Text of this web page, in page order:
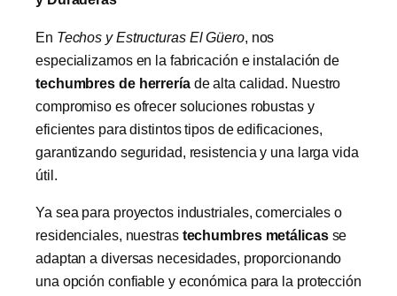
En Techos y Estructuras El Güero, nos
especializamos en la fabricación e instalación de
techumbres de herreríade alta calidad. Nuestro
compromiso es ofrecer soluciones robustas y
eficientes para distintos tipos de edificaciones,
garantizando seguridad, resistencia y una larga vida
útil.
Ya sea para proyectos industriales, comerciales o
residenciales, nuestras techumbres metálicasse
adaptan a diversas necesidades, proporcionando
una opción confiable y económica para la protección